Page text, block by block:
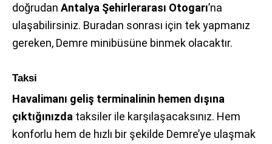
doğrudan Antalya Şehirlerarası Otogarı’na
ulaşabilirsiniz. Buradan sonrası için tek yapmanız
gereken, Demre minibüsüne binmek olacaktır.
Taksi
Havalimanı geliş terminalinin hemen dışına
çıktığınızda taksiler ile karşılaşacaksınız. Hem
konforlu hem de hızlı bir şekilde Demre’ye ulaşmak